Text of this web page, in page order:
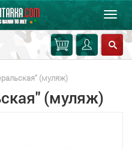
(муляж)
(муляж)